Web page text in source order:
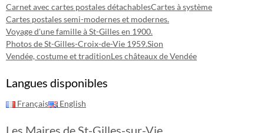
Carnet avec cartes postales détachablesCartes à système
Cartes postales semi-modernes et modernes.
Voyage d'une famille à St-Gilles en 1900.
Photos de St-Gilles-Croix-de-Vie 1959.Sion
Vendée, costume et traditionLes châteaux de Vendée
Langues disponibles
Français English
Les Maires de St-Gilles-sur-Vie.